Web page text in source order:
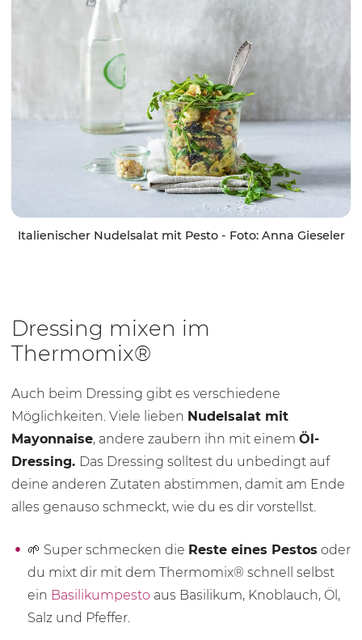
Italienischer Nudelsalat mit Pesto - Foto: Anna Gieseler
Dressing mixen im
Thermomix®
Auch beim Dressing gibt es verschiedene
Möglichkeiten. Viele lieben Nudelsalat mit
Mayonnaise, andere zaubern ihn mit einem Öl-
Dressing. Das Dressing solltest du unbedingt auf
deine anderen Zutaten abstimmen, damit am Ende
alles genauso schmeckt, wie du es dir vorstellst.
🌱 Super schmecken die Reste eines Pestos oder
du mixt dir mit dem Thermomix® schnell selbst
ein Basilikumpesto aus Basilikum, Knoblauch, Öl,
Salz und Pfeffer.